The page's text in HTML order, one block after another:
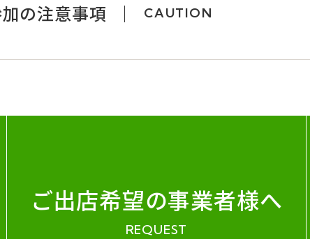
の注意事項 CAUTION
ご出店希望の事業者様へ
REQUEST